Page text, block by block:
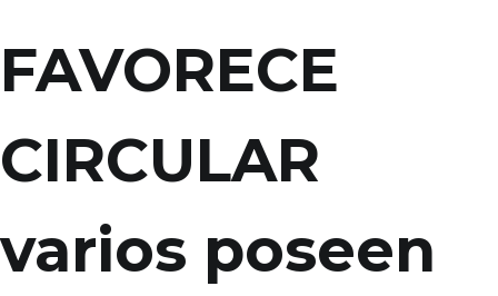
FAVORECE
CIRCULAR
varios poseen